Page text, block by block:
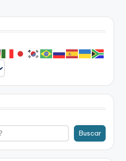
Buscar